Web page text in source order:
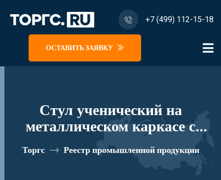
+7 (499) 112-15-18
ОСТАВИТЬ ЗАЯВКУ
Стул ученический на
металлическом каркасе с
пластиковым сидением
95727.15.000 реестровый
Торгс Реестр промышленной продукции